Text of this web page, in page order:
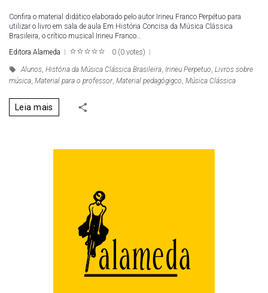
Confira o material didático elaborado pelo autor Irineu Franco Perpétuo para
utilizar o livro em sala de aula Em História Concisa da Música Clássica
Brasileira, o crítico musical Irineu Franco…
Editora Alameda
0 (0 votes)
Alunos História da Música Clássica Brasileira Irineu Perpetuo Livros sobre
música Material para o professor, Material pedagógigco Música Clássica
Leia mais